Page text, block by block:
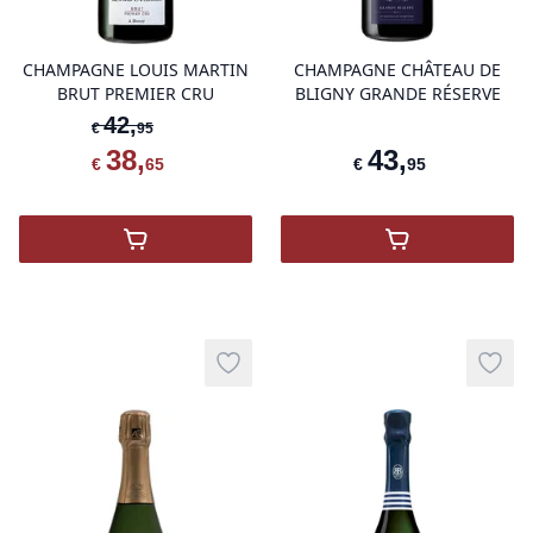
CHAMPAGNE LOUIS MARTIN
BRUT PREMIER CRU
€ 42,95
€ 38,65
,LOUIS MARTIN BRUT PREMIER CRU
CHAMPAGNE CHÂTEAU DE
BLIGNY GRANDE RÉSERVE
€ 43,95
,Champagne
Add to wishlist Add